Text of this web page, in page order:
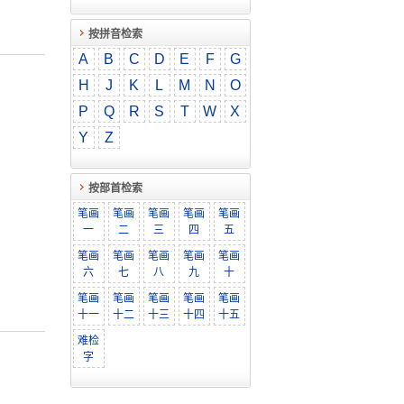
按拼音检索
A B C D E F
G
H
J K L M N
O
P
Q R S T W
X
Y
Z
按部首检索
笔画
一
笔画
二
笔画
三
笔画
四
笔画
五
笔画
六
笔画
七
笔画
八
笔画
九
笔画
十
笔画
十一
笔画
十二
笔画
十三
笔画
十四
笔画
十五
难检
字